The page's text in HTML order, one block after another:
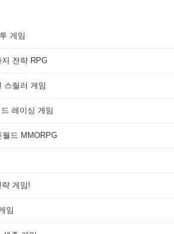
게임
전략 RPG
스릴러 게임
레이싱 게임
드 MMORPG
게임!
임